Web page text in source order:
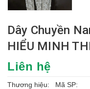
Dây Chuyền
HIỂU MINH
Liên hệ
Thương hiệu: Mã SP: